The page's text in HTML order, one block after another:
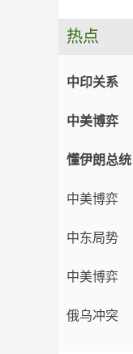
热点
中印关系
中美博弈
懂伊朗总统
中美博弈
中东局势
中美博弈
俄乌冲突